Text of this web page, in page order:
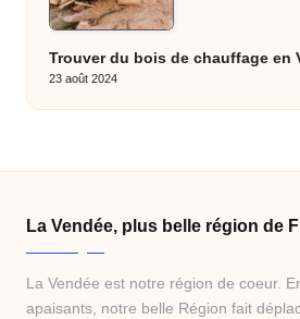
Trouver du bois de chauffage en
23 août 2024
La Vendée, plus belle région de
La Vendée est notre région de coeur.
apaisants, notre belle Région fait